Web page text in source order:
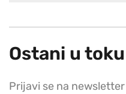
Ostani u toku
Prijavi se na